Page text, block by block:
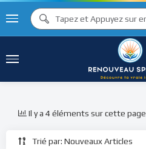
Trié par: Nouveaux Articles
Il y a 4 éléments sur cette page